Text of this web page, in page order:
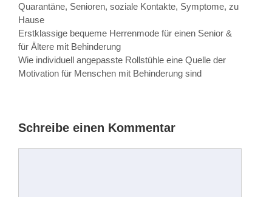
Quarantäne, Senioren, soziale Kontakte, Symptome, zu
Hause
Beitrags-
Navigation
Erstklassige bequeme Herrenmode für einen Senior &
für Ältere mit Behinderung
Wie individuell angepasste Rollstühle eine Quelle der
Motivation für Menschen mit Behinderung sind
Schreibe einen Kommentar